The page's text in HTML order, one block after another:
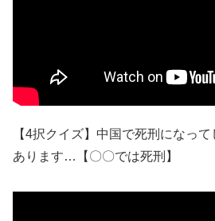
【4択クイズ】中国で死刑になっ
あります…【〇〇では死刑】